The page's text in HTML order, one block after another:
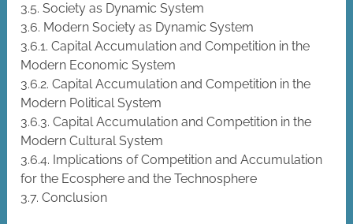
3.5. Society as Dynamic System
3.6. Modern Society as Dynamic System
3.6.1. Capital Accumulation and Competition in the
Modern Economic System
3.6.2. Capital Accumulation and Competition in the
Modern Political System
3.6.3. Capital Accumulation and Competition in the
Modern Cultural System
3.6.4. Implications of Competition and Accumulation
for the Ecosphere and the Technosphere
3.7. Conclusion